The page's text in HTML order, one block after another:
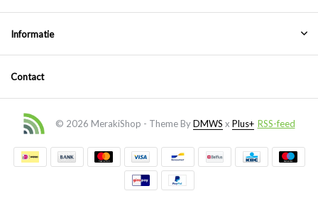
Informatie
Contact
© 2026 MerakiShop - Theme ByDMWS x Plus+ RSS-feed